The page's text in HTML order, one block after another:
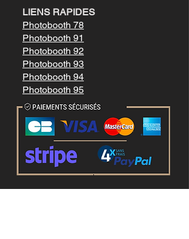
LIENS RAPIDES
Photobooth 78
Photobooth 91
Photobooth 92
Photobooth 93
Photobooth 94
Photobooth 95
Mentions légales